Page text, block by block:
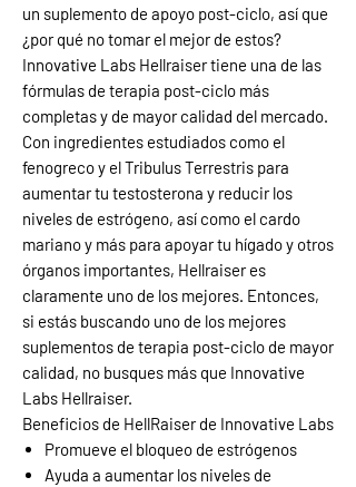
un suplemento de apoyo post-ciclo, así que
¿por qué no tomar el mejor de estos?
Innovative Labs Hellraiser tiene una de las
fórmulas de terapia post-ciclo más
completas y de mayor calidad del mercado.
Con ingredientes estudiados como el
fenogreco y el Tribulus Terrestris para
aumentar tu testosterona y reducir los
niveles de estrógeno, así como el cardo
mariano y más para apoyar tu hígado y otros
órganos importantes, Hellraiser es
claramente uno de los mejores. Entonces,
si estás buscando uno de los mejores
suplementos de terapia post-ciclo de mayor
calidad, no busques más que Innovative
Labs Hellraiser.
Beneficios de HellRaiser de Innovative Labs
Promueve el bloqueo de estrógenos
Ayuda a aumentar los niveles de